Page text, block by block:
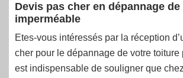
Devis pas cher en dépannage
imperméable
Etes-vous intéressés par la réception
cher pour le dépannage de votre toiture
est indispensable de souligner que